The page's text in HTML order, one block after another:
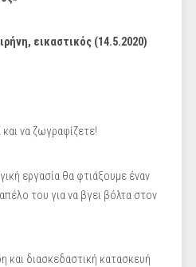
εικαστικός (14.5.2020)
να ζωγραφίζετε!
εργασία θα φτιάξουμε έναν
του για να βγει βόλτα στον
και διασκεδαστική κατασκευή